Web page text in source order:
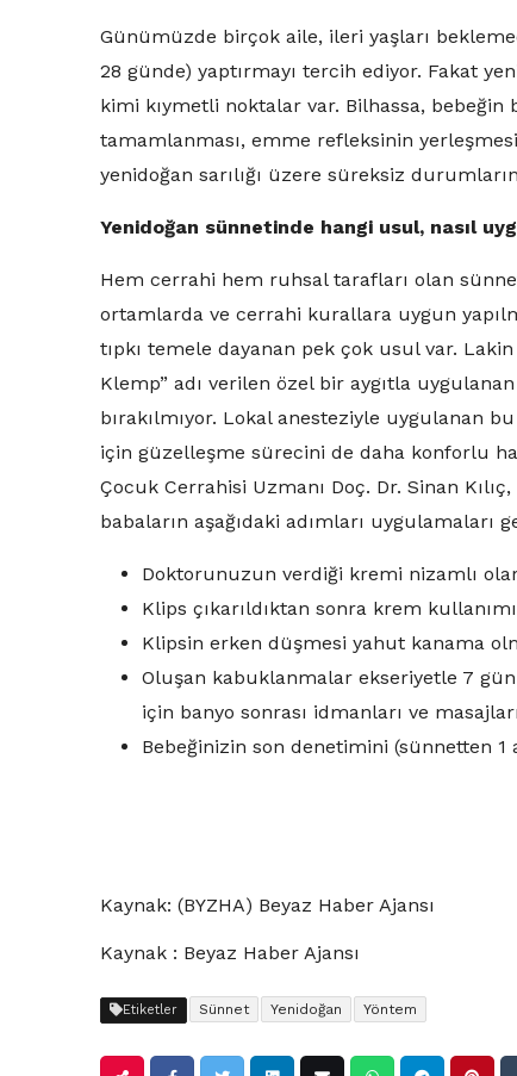
Günümüzde birçok aile, ileri yaşları
28 günde) yaptırmayı tercih ediyor. Fakat
kimi kıymetli noktalar var. Bilhassa,
tamamlanması, emme refleksinin
yenidoğan sarılığı üzere süreksiz
Yenidoğan sünnetinde hangi usul, nasıl
Hem cerrahi hem ruhsal tarafları olan
ortamlarda ve cerrahi kurallara uygun
tıpkı temele dayanan pek çok usul var.
Klemp” adı verilen özel bir aygıtla
bırakılmıyor. Lokal anesteziyle uygulanan
için güzelleşme sürecini de daha konforlu
Çocuk Cerrahisi Uzmanı Doç. Dr. Sinan
babaların aşağıdaki adımları uygulamaları
Doktorunuzun verdiği kremi nizamlı
Klips çıkarıldıktan sonra krem
Klipsin erken düşmesi yahut kanama
Oluşan kabuklanmalar ekseriyetle 7
için banyo sonrası idmanları ve
Bebeğinizin son denetimini (sünnetten 1
Kaynak: (BYZHA) Beyaz Haber Ajansı
Kaynak : Beyaz Haber Ajansı
Etiketler Sünnet Yenidoğan Yöntem